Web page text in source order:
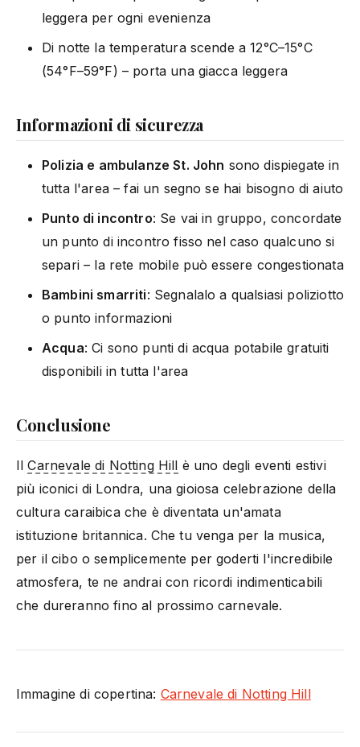
leggera per ogni evenienza
Di notte la temperatura scende a 12°C–15°C
(54°F–59°F) – porta una giacca leggera
Informazioni di sicurezza
Polizia e ambulanze St. John sono dispiegate in
tutta l'area – fai un segno se hai bisogno di aiuto
Punto di incontro: Se vai in gruppo, concordate
un punto di incontro fisso nel caso qualcuno si
separi – la rete mobile può essere congestionata
Bambini smarriti: Segnalalo a qualsiasi poliziotto
o punto informazioni
Acqua: Ci sono punti di acqua potabile gratuiti
disponibili in tutta l'area
Conclusione
IlCarnevale di Notting Hill è uno degli eventi estivi
più iconici di Londra, una gioiosa celebrazione della
cultura caraibica che è diventata un'amata
istituzione britannica. Che tu venga per la musica,
per il cibo o semplicemente per goderti l'incredibile
atmosfera, te ne andrai con ricordi indimenticabili
che dureranno fino al prossimo carnevale.
Immagine di copertina: Carnevale di Notting Hill